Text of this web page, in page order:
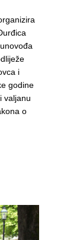
i
godine
valjanu
o